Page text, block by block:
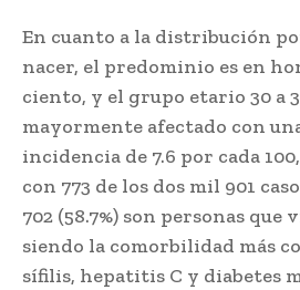
En cuanto a la distribución
nacer, el predominio es en
ciento, y el grupo etario 30 a
mayormente afectado con
incidencia de 7.6 por cada
con 773 de los dos mil 901
702 (58.7%) son personas que
siendo la comorbilidad más
sífilis, hepatitis C y diabetes